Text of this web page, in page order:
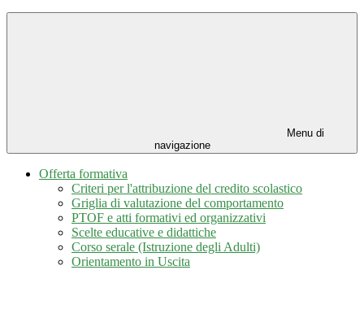
Menu di
navigazione
Offerta formativa
Criteri per l'attribuzione del credito scolastico
Griglia di valutazione del comportamento
PTOF e atti formativi ed organizzativi
Scelte educative e didattiche
Corso serale (Istruzione degli Adulti)
Orientamento in Uscita